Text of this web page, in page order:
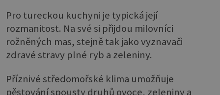
Pro tureckou kuchyni je typická její
rozmanitost. Na své si přijdou milovníci
rožněných mas, stejně tak jako vyznavači
zdravé stravy plné ryb a zeleniny.
Příznivé středomořské klima umožňuje
pěstování spousty druhů ovoce, zeleniny a